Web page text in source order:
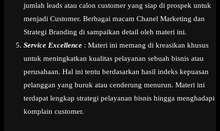
jumlah leads atau calon customer yang siap di prospek untuk
menjadi Customer. Berbagai macam Chanel Marketing dan
Strategi Branding di sampaikan detail oleh materi ini.
Service Excellence : Materi ini memang di kreasikan khusus
untuk meningkatkan kualitas pelayanan sebuah bisnis atau
perusahaan. Hal ini tentu berdasarkan hasil indeks kepuasan
pelanggan yang buruk atau cenderung menurun. Materi ini
terdapat lengkap strategi pelayanan bisnis hingga menghadapi
komplain customer.